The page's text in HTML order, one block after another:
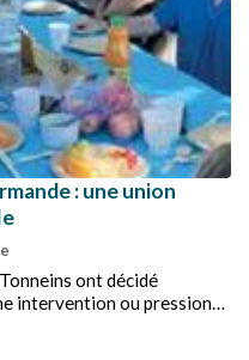
: une union
ont décidé
intervention ou pression
Un exemple à